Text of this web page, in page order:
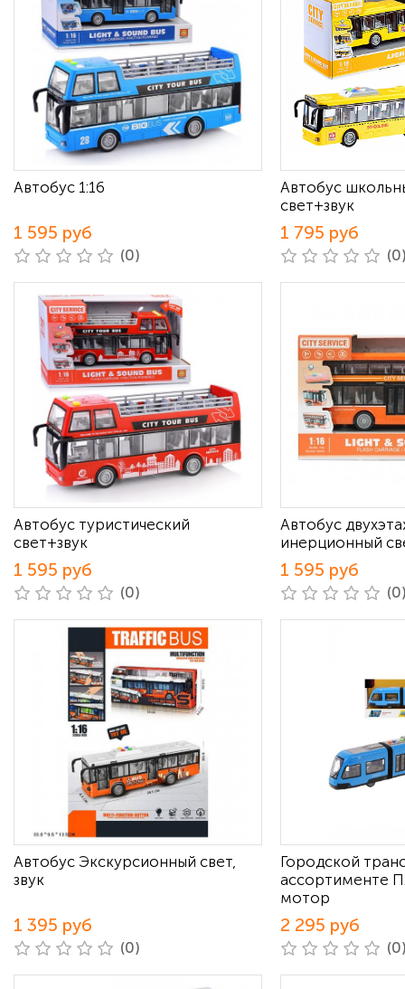
Автобус 1:16
1 595 руб
(0)
Автобус
свет+звук
1 795 руб
Автобус туристический
свет+звук
1 595 руб
(0)
Автобус
инерционный
1 595 руб
Автобус Экскурсионный свет,
звук
1 395 руб
(0)
Городской
ассортименте
мотор
2 295 руб